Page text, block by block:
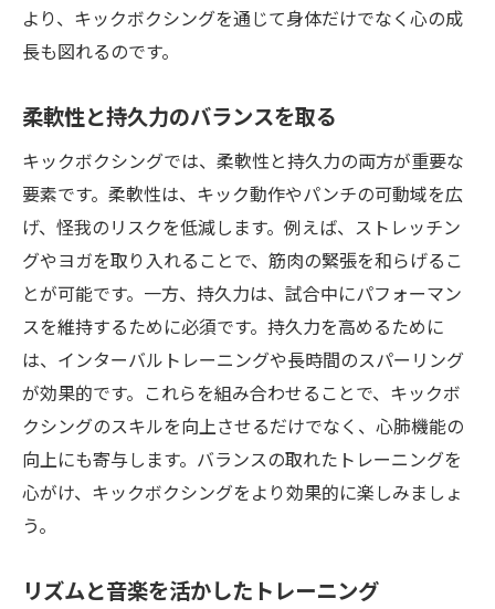
より、キックボクシングを通じて身体だけでなく心の成
長も図れるのです。
柔軟性と持久力のバランスを取る
キックボクシングでは、柔軟性と持久力の両方が重要な
要素です。柔軟性は、キック動作やパンチの可動域を広
げ、怪我のリスクを低減します。例えば、ストレッチン
グやヨガを取り入れることで、筋肉の緊張を和らげるこ
とが可能です。一方、持久力は、試合中にパフォーマン
スを維持するために必須です。持久力を高めるために
は、インターバルトレーニングや長時間のスパーリング
が効果的です。これらを組み合わせることで、キックボ
クシングのスキルを向上させるだけでなく、心肺機能の
向上にも寄与します。バランスの取れたトレーニングを
心がけ、キックボクシングをより効果的に楽しみましょ
う。
リズムと音楽を活かしたトレーニング